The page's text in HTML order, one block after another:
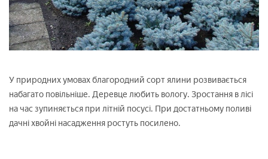
У природних умовах благородний сорт ялини розвивається
набагато повільніше. Деревце любить вологу. Зростання в лісі
на час зупиняється при літній посусі. При достатньому поливі
дачні хвойні насадження ростуть посилено.